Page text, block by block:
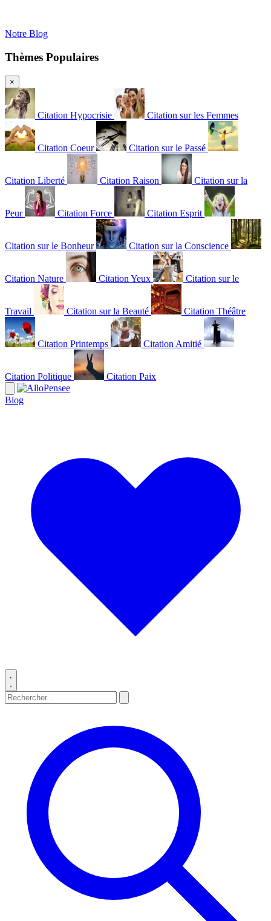
Notre Blog
Thèmes Populaires
×
Citation Hypocrisie Citation sur les Femmes
Citation Coeur Citation sur le Passé
Citation Liberté Citation Raison Citation sur la
Peur Citation Force Citation Esprit
Citation sur le Bonheur Citation sur la Conscience
Citation Nature Citation Yeux Citation sur le
Travail Citation sur la Beauté Citation Théâtre
Citation Printemps Citation Amitié
Citation Politique Citation Paix
Blog